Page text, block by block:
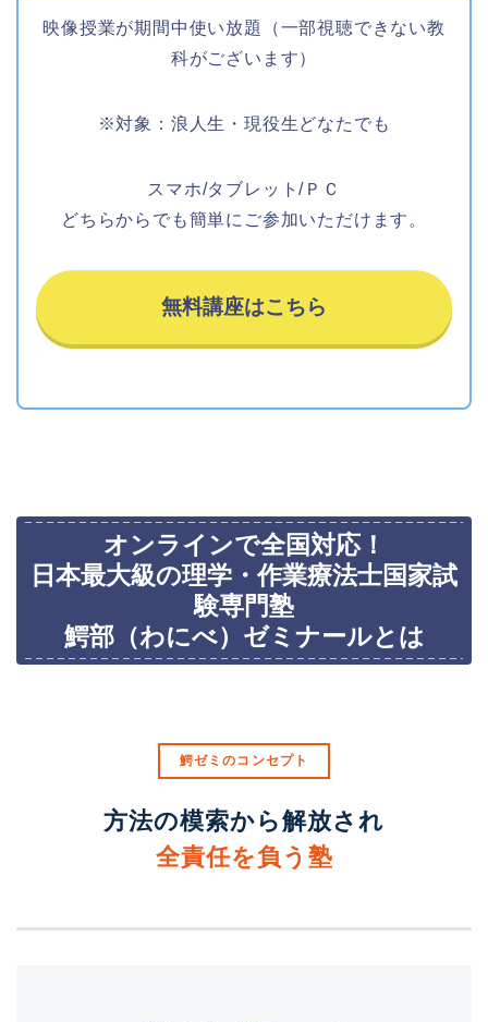
映像授業が期間中使い放題（一部視聴できない教
科がございます）
※対象：浪人生・現役生どなたでも
スマホ/タブレット/ＰＣ
どちらからでも簡単にご参加いただけます。
無料講座はこちら
オンラインで全国対応！
日本最大級の理学・作業療法士国家試
験専門塾
鰐部（わにべ）ゼミナールとは
鰐ゼミのコンセプト
方法の模索から解放され
全責任を負う塾